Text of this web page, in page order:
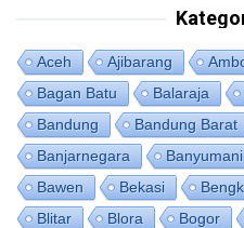
Aceh Ajibarang
Bagan Batu
Balaraja
Bandung
Bandung Barat
Banjarnegara
Bawen
Bekasi
Blitar
Blora Bogor